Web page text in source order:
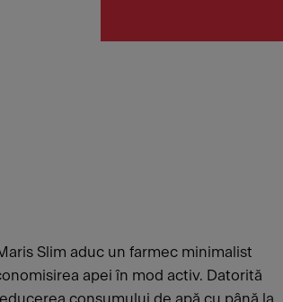
Slim aduc un farmec minimalist
apei în mod activ. Datorită
consumului de apă cu până la